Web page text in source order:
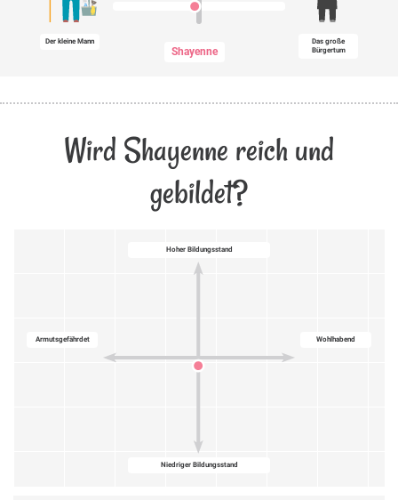
Der kleine Mann
Shayenne
Das große
Bürgertum
Wird Shayenne reich und
gebildet?
Hoher Bildungsstand
Wohlhabend
Niedriger Bildungsstand
Armutsgefährdet